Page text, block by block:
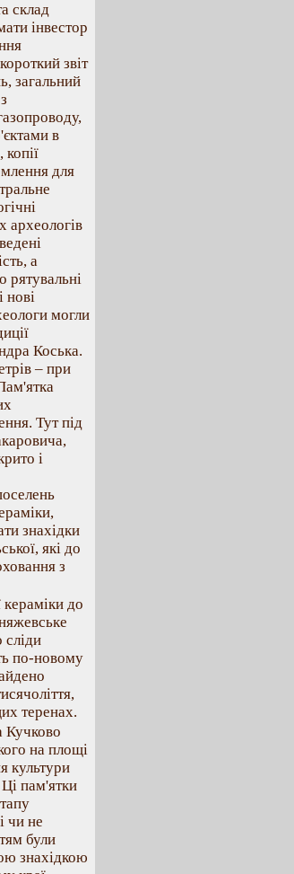
склад
iнвестор
звiт
загальний
в
копiї
для
археологiв
а
рятувальнi
новi
могли
Коська.
– при
Тут пiд
i
знахiдки
якi до
з
керамiки до
слiди
по-новому
теренах.
на площi
культури
Цi пам'ятки
чи не
були
знахiдкою